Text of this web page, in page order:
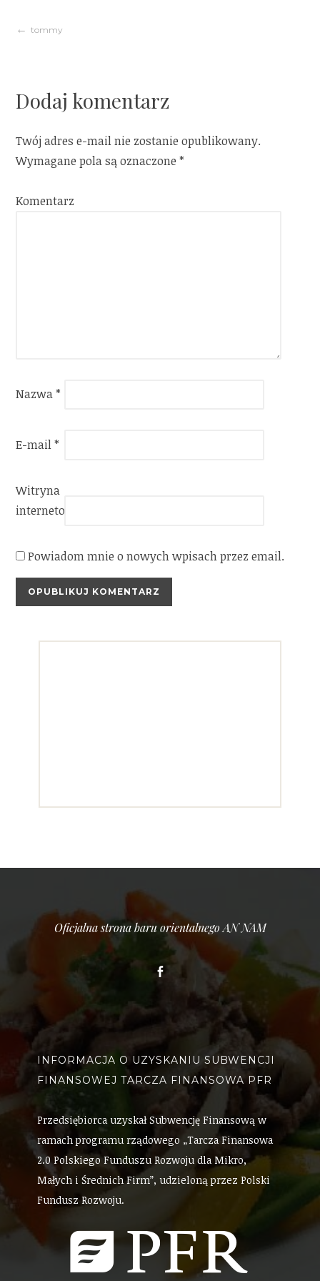
Nawigacja
tommy
Dodaj komentarz
Twój adres e-mail nie zostanie opublikowany.
Wymagane pola są oznaczone*
Komentarz
Nazwa*
E-mail*
Witryna
internetowa
Powiadom mnie o nowych wpisach przez email.
Oficjalna strona baru orientalnego AN NAM
Facebook
INFORMACJA O UZYSKANIU SUBWENCJI
FINANSOWEJ TARCZA FINANSOWA PFR
Przedsiębiorca uzyskał Subwencję Finansową w
ramach programu rządowego „Tarcza Finansowa
2.0 Polskiego Funduszu Rozwoju dla Mikro,
Małych i Średnich Firm”, udzieloną przez Polski
Fundusz Rozwoju.